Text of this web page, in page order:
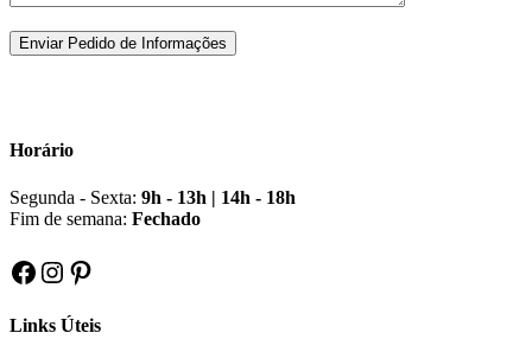
Horário
Segunda - Sexta: 9h - 13h | 14h - 18h
Fim de semana: Fechado
Facebook
Instagram
Pinterest
Links Úteis